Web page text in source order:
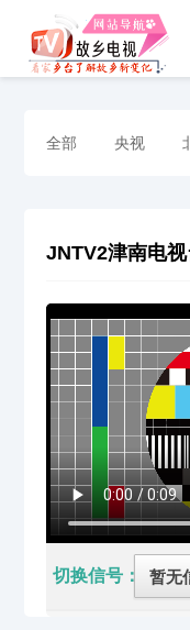
全部 央视
JNTV2津南电
切换信号：